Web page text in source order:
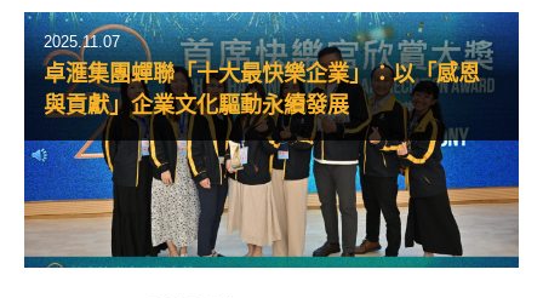
2025.11.07
卓滙集團蟬聯「十大最快樂企業」：以「感恩
與貢獻」企業文化驅動永續發展